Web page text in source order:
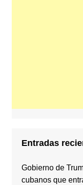
Entradas
Gobierno de
cubanos que